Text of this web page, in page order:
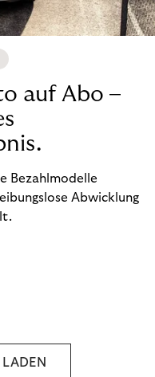
auf Abo –
Bezahlmodelle
Abwicklung
LADEN